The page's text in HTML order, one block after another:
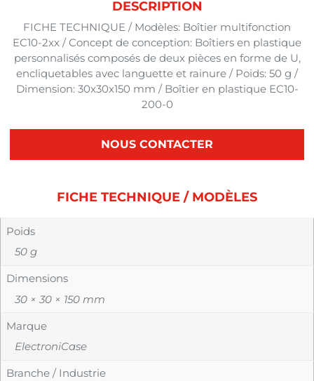
DESCRIPTION
FICHE TECHNIQUE / Modèles: Boîtier multifonction
EC10-2xx / Concept de conception: Boîtiers en plastique
personnalisés composés de deux pièces en forme de U,
encliquetables avec languette et rainure / Poids: 50 g /
Dimension: 30x30x150 mm / Boîtier en plastique EC10-
200-0
NOUS CONTACTER
FICHE TECHNIQUE / MODÈLES
Poids
50 g
Dimensions
30 × 30 × 150 mm
Marque
ElectroniCase
Branche / Industrie